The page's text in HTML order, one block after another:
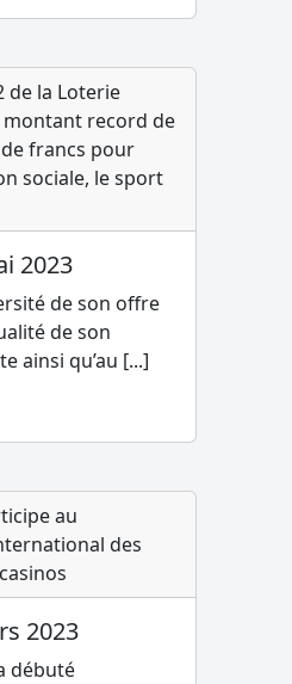
de la Loterie
montant record de
francs pour
sociale, le sport
2023
de son offre
de son
ainsi qu’au [...]
au
des
2023
débuté